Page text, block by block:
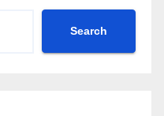
Search